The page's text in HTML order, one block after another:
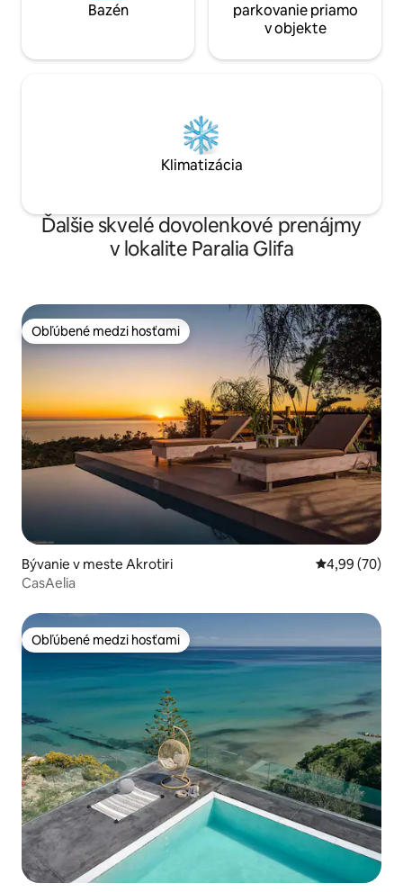
Bazén
parkovanie priamo
v objekte
Klimatizácia
Ďalšie skvelé dovolenkové prenájmy
v lokalite Paralia Glifa
Obľúbené medzi hosťami
Obľúbené medzi hosťami
Bývanie v meste Akrotiri Priemerné
4,99 (70)
CasAelia
Obľúbené medzi hosťami
Obľúbené medzi hosťami